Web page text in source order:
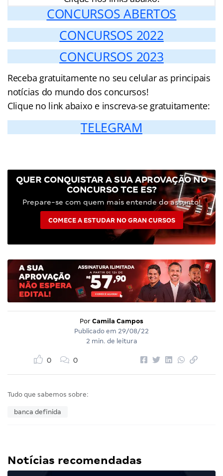
CONCURSOS ABERTOS
CONCURSOS 2022
CONCURSOS 2023
Receba gratuitamente no seu celular as principais
notícias do mundo dos concursos!
Clique no link abaixo e inscreva-se gratuitamente:
TELEGRAM
QUER CONQUISTAR A SUA APROVAÇÃO NO
CONCURSO TCE ES?
Prepare-se com quem mais entende do assunto!
COMECE A ESTUDAR NO GRAN CURSOS
Por Camila Campos
Publicado em 29/08/22
2 min. de leitura
0 0
Tudo que sabemos sobre:
banca definida
Notícias recomendadas